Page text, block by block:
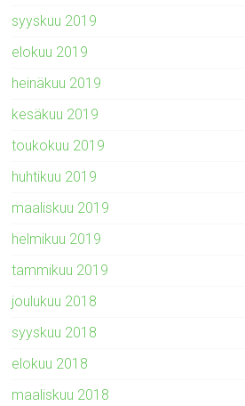
syyskuu 2019
elokuu 2019
heinäkuu 2019
kesäkuu 2019
toukokuu 2019
huhtikuu 2019
maaliskuu 2019
helmikuu 2019
tammikuu 2019
joulukuu 2018
syyskuu 2018
elokuu 2018
maaliskuu 2018